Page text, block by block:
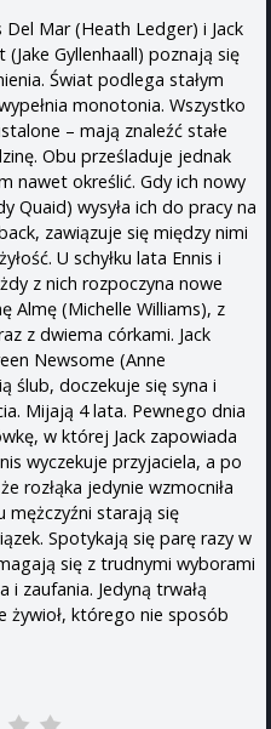
Del Mar (Heath Ledger) i Jack
(Jake Gyllenhaall) poznają się
Świat podlega stałym
monotonia. Wszystko
– mają znaleźć stałe
Obu prześladuje jednak
nawet określić. Gdy ich nowy
Quaid) wysyła ich do pracy na
zawiązuje się między nimi
U schyłku lata Ennis i
z nich rozpoczyna nowe
Almę (Michelle Williams), z
z dwiema córkami. Jack
Newsome (Anne
ślub, doczekuje się syna i
Mijają 4 lata. Pewnego dnia
w której Jack zapowiada
wyczekuje przyjaciela, a po
rozłąka jedynie wzmocniła
mężczyźni starają się
Spotykają się parę razy w
się z trudnymi wyborami
zaufania. Jedyną trwałą
żywioł, którego nie sposób